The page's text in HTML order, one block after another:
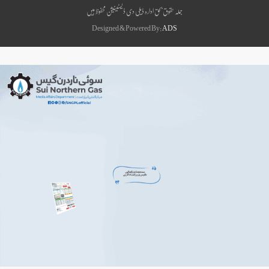
جملہ حقوق بحق ادارہ ڈیلی دی ڈیسٹینیشن محفوظ ہیں
Designed & Powered By: ADS